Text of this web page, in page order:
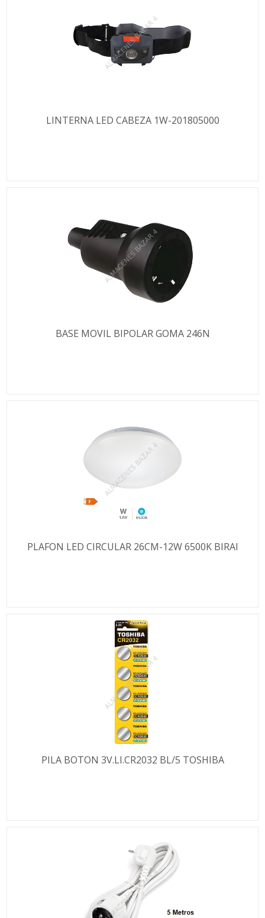
LINTERNA LED CABEZA 1W-201805000
BASE MOVIL BIPOLAR GOMA 246N
PLAFON LED CIRCULAR 26CM-12W 6500K BIRAI
PILA BOTON 3V.LI.CR2032 BL/5 TOSHIBA